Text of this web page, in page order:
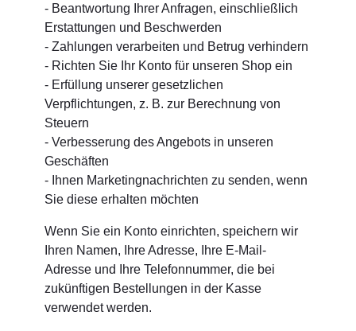
- Beantwortung Ihrer Anfragen, einschließlich
Erstattungen und Beschwerden
- Zahlungen verarbeiten und Betrug verhindern
- Richten Sie Ihr Konto für unseren Shop ein
- Erfüllung unserer gesetzlichen
Verpflichtungen, z. B. zur Berechnung von
Steuern
- Verbesserung des Angebots in unseren
Geschäften
- Ihnen Marketingnachrichten zu senden, wenn
Sie diese erhalten möchten
Wenn Sie ein Konto einrichten, speichern wir
Ihren Namen, Ihre Adresse, Ihre E-Mail-
Adresse und Ihre Telefonnummer, die bei
zukünftigen Bestellungen in der Kasse
verwendet werden.